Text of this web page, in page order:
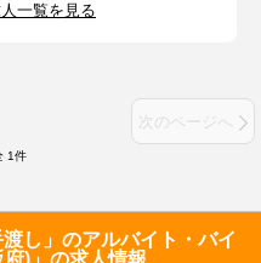
一覧を見る
次のページへ
1件
し」のアルバイト・バイ
府)」の求人情報